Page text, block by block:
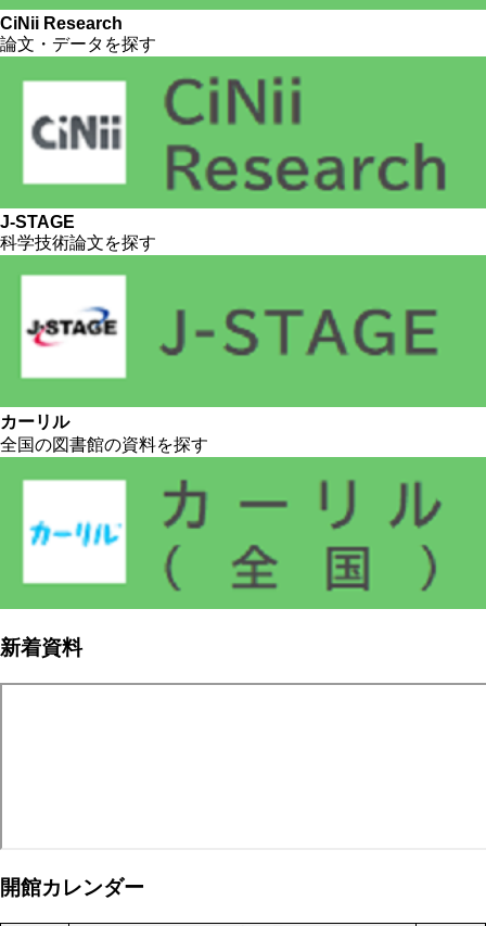
CiNii Research
論文・データを探す
J-STAGE
科学技術論文を探す
カーリル
全国の図書館の資料を探す
新着資料
開館カレンダー